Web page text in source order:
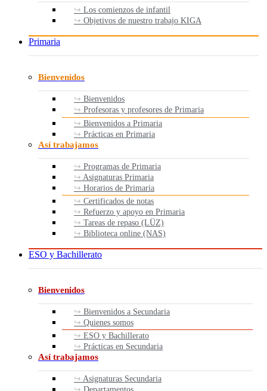
Los comienzos de infantil
Objetivos de nuestro trabajo KIGA
Primaria
Bienvenidos
Bienvenidos
Profesoras y profesores de Primaria
Bienvenidos a Primaria
Prácticas en Primaria
Así trabajamos
Programas de Primaria
Asignaturas Primaria
Horarios de Primaria
Certificados de notas
Refuerzo y apoyo en Primaria
Tareas de repaso (LÜZ)
Biblioteca online (NAS)
ESO y Bachillerato
Bienvenidos
Bienvenidos a Secundaria
Quienes somos
ESO y Bachillerato
Prácticas en Secundaria
Así trabajamos
Asignaturas Secundaria